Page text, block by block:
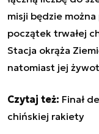
misji będzie
początek trwałej
Stacja okrąża
natomiast jej
Czytaj też: Finał
chińskiej rakiety